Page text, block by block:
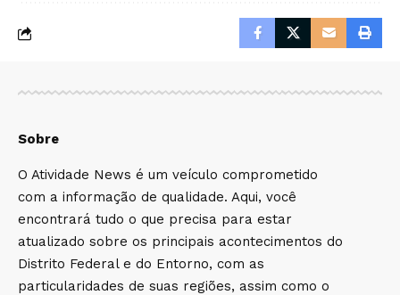
Sobre
O Atividade News é um veículo comprometido
com a informação de qualidade. Aqui, você
encontrará tudo o que precisa para estar
atualizado sobre os principais acontecimentos do
Distrito Federal e do Entorno, com as
particularidades de suas regiões, assim como o